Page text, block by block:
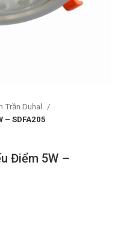
Trần Duhal
– SDFA205
Điểm 5W –